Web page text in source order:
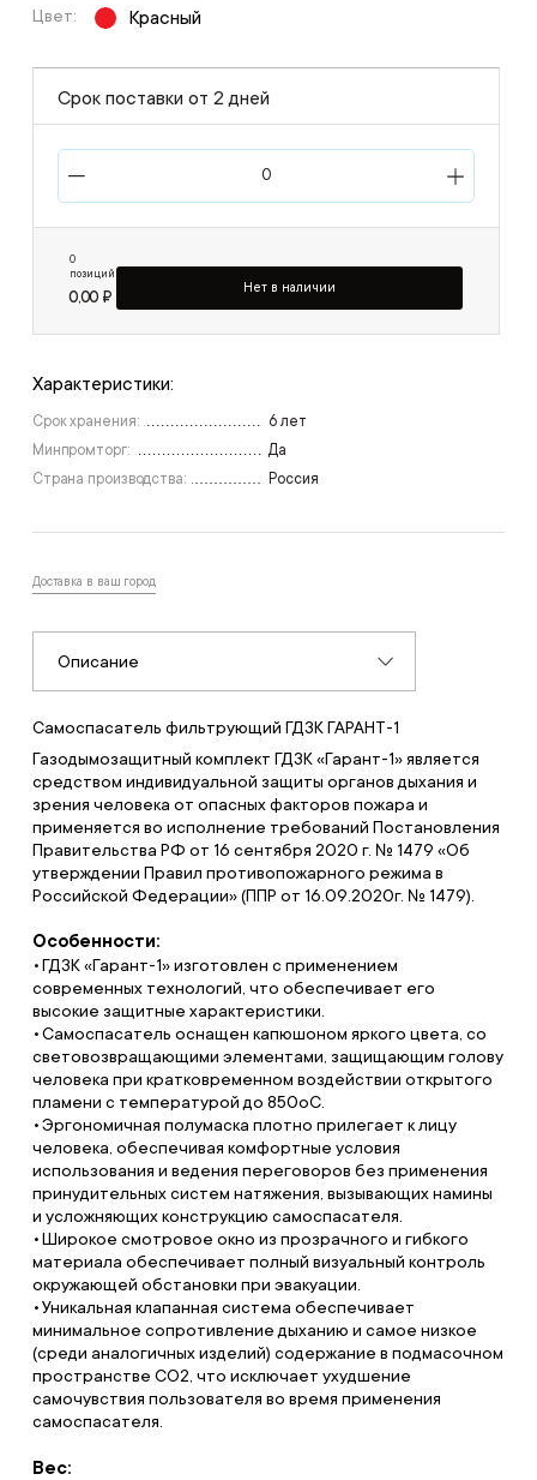
Цвет: Красный
Срок поставки от 2 дней
0
позиций
0,00 ₽
Нет в наличии
Характеристики:
Срок хранения:
6 лет
Минпромторг:
Да
Страна производства:
Россия
Доставка в ваш город
Описание
Самоспасатель фильтрующий ГДЗК ГАРАНТ-1
Газодымозащитный комплект ГДЗК «Гарант-1» является
средством индивидуальной защиты органов дыхания и
зрения человека от опасных факторов пожара и
применяется во исполнение требований Постановления
Правительства РФ от 16 сентября 2020 г. № 1479 «Об
утверждении Правил противопожарного режима в
Российской Федерации» (ППР от 16.09.2020г. № 1479).
Особенности:
ГДЗК «Гарант-1» изготовлен с применением
современных технологий, что обеспечивает его
высокие защитные характеристики.
Самоспасатель оснащен капюшоном яркого цвета, со
световозвращающими элементами, защищающим голову
человека при кратковременном воздействии открытого
пламени с температурой до 850оС.
Эргономичная полумаска плотно прилегает к лицу
человека, обеспечивая комфортные условия
использования и ведения переговоров без применения
принудительных систем натяжения, вызывающих намины
и усложняющих конструкцию самоспасателя.
Широкое смотровое окно из прозрачного и гибкого
материала обеспечивает полный визуальный контроль
окружающей обстановки при эвакуации.
Уникальная клапанная система обеспечивает
минимальное сопротивление дыханию и самое низкое
(среди аналогичных изделий) содержание в подмасочном
пространстве СО2, что исключает ухудшение
самочувствия пользователя во время применения
самоспасателя.
Вес: